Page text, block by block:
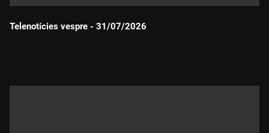
Telenotícies vespre - 31/07/2026